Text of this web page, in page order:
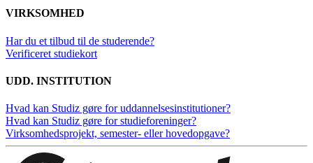
VIRKSOMHED
Har du et tilbud til de studerende?
Verificeret studiekort
UDD. INSTITUTION
Hvad kan Studiz gøre for uddannelsesinstitutioner?
Hvad kan Studiz gøre for studieforeninger?
Virksomhedsprojekt, semester- eller hovedopgave?